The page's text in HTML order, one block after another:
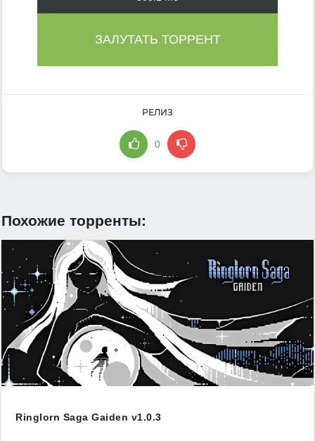
ЗАЛУТАТЬ ТОРРЕНТ
РЕЛИЗ
0
Похожие торренты:
Ringlorn Saga Gaiden v1.0.3